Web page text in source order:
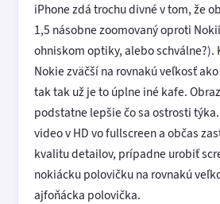
iPhone zdá trochu divné v tom, že
1,5 násobne zoomovaný oproti
ohniskom optiky, alebo schválne?).
Nokie zväčší na rovnakú veľkosť
tak tak už je to úplne iné kafe.
podstatne lepšie čo sa ostrosti
video v HD vo fullscreen a občas
kvalitu detailov, prípadne urobiť
nokiácku polovičku na rovnakú
ajfoňácka polovička.